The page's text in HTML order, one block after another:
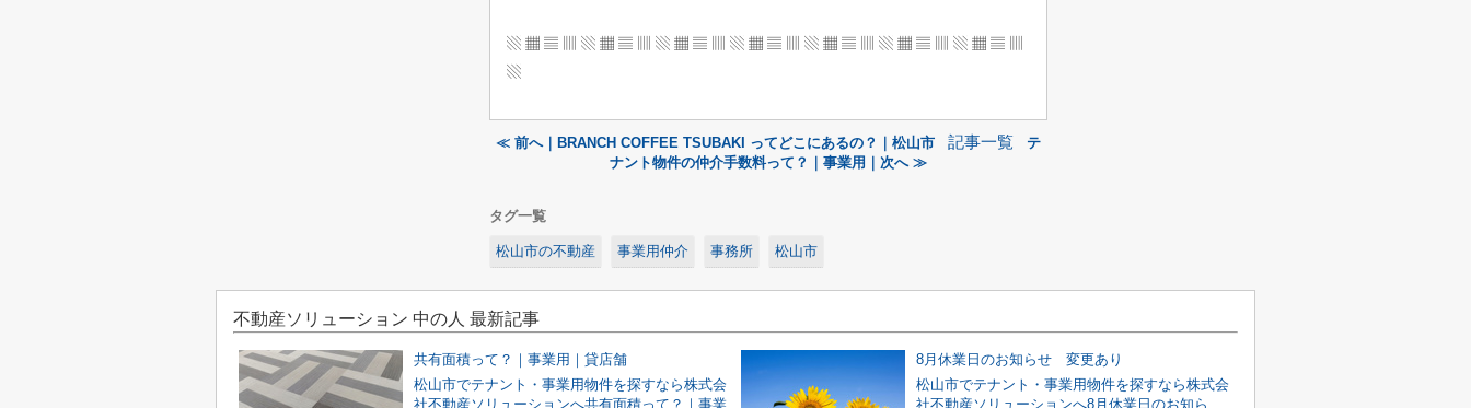
▧ ▦ ▤ ▥ ▧ ▦ ▤ ▥ ▧ ▦ ▤ ▥ ▧ ▦ ▤ ▥ ▧ ▦ ▤ ▥ ▧ ▦ ▤ ▥ ▧ ▦ ▤ ▥
▧
≪ 前へ｜BRANCH COFFEE TSUBAKI ってどこにあるの？｜松山市 記事一覧
テ
ナント物件の仲介手数料って？｜事業用｜次へ ≫
タグ一覧
松山市の不動産 事業用仲介 事務所 松山市
不動産ソリューション 中の人 最新記事
共有面積って？｜事業用｜貸店舗
松山市でテナント・事業用物件を探すなら株式会
社不動産ソリューションへ共有面積って？｜事業
8月休業日のお知らせ 変更あり
松山市でテナント・事業用物件を探すなら株式会
社不動産ソリューションへ8月休業日のお知ら